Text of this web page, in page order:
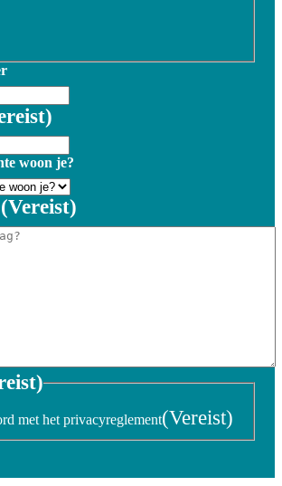
woon je?
(Vereist)
met het privacyreglement(Vereist)